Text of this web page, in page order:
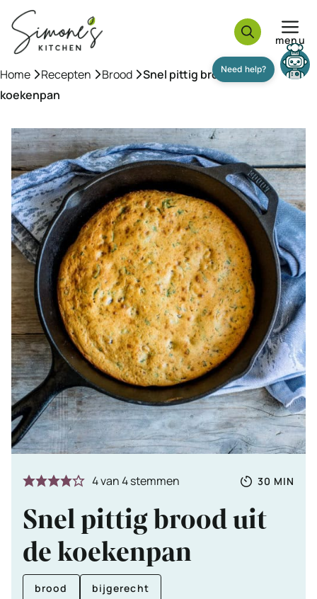
naar
inhoud
menu
Home »Recepten »Brood »Snel pittig brood uit de
koekenpan
4van4stemmen
Totale
30 MIN
Snel pittig brood uit
de koekenpan
brood bijgerecht
Need help?